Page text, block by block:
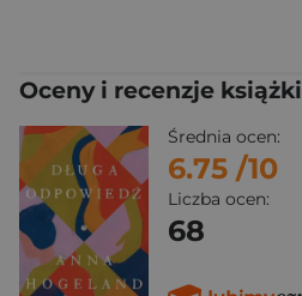
Oceny i recenzje książki
Średnia ocen:
6.75 /10
Liczba ocen:
68